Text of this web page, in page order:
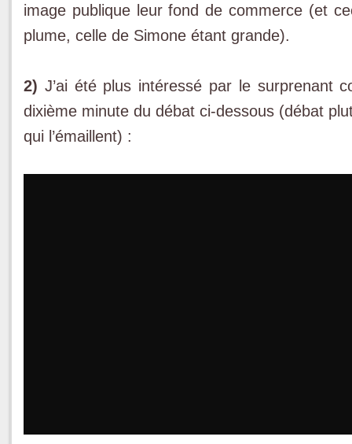
image publique leur fond de commerce (et
plume, celle de Simone étant grande).
2) J’ai été plus intéressé par le surprenant
dixième minute du débat ci-dessous (débat
qui l’émaillent) :